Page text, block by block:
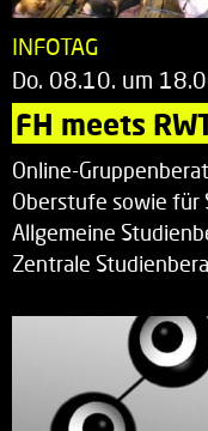
INFOTAG
Do. 08.10. um
FH meets
Online-
Oberstufe sowie für
Allgemeine
Zentrale